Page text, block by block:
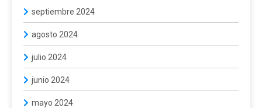
septiembre 2024
agosto 2024
julio 2024
junio 2024
mayo 2024